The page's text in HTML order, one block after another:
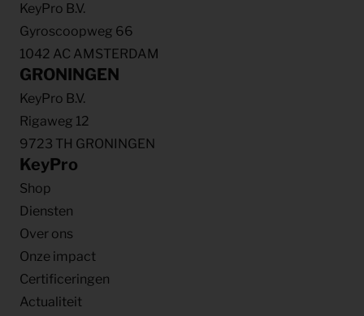
KeyPro B.V.
Gyroscoopweg 66
1042 AC AMSTERDAM
GRONINGEN
KeyPro B.V.
Rigaweg 12
9723 TH GRONINGEN
KeyPro
Shop
Diensten
Over ons
Onze impact
Certificeringen
Actualiteit